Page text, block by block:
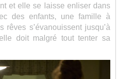
et elle se laisse enliser dans
des enfants, une famille à
rêves s’évanouissent jusqu’à
doit malgré tout tenter sa